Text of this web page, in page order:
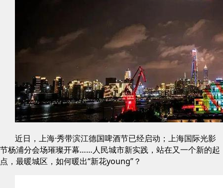
近日，上海·秀带滨江德国啤酒节已经启动；上海国际光影
节杨浦分会场璀璨开幕……人民城市新实践，站在又一个新的起
点，最暖城区，如何暖出“新花young”？